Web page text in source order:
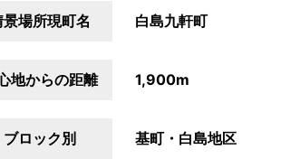
景場所現町名 白島九軒町
地からの距離 1,900m
ブロック別 基町・白島地区